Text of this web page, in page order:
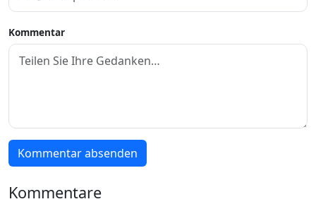
Kommentar
Kommentar absenden
Kommentare